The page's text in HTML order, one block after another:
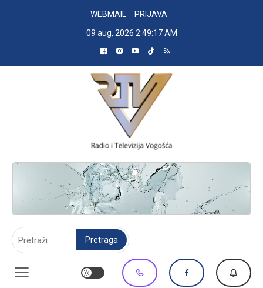
WEBMAIL
PRIJAVA
09 aug, 2026 2:49:18 AM
RADIO TELEVIZIJA VOGOŠĆA